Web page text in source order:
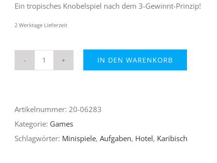
Ein tropisches Knobelspiel nach dem 3-Gewinnt-Prinzip!
2 Werktage Lieferzeit
IN DEN WARENKORB
Artikelnummer: 20-06283
Kategorie: Games
Schlagwörter: Minispiele, Aufgaben, Hotel, Karibisch